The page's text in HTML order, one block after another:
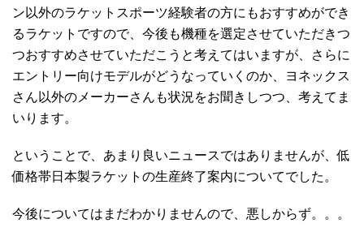
ン以外のラケットスポーツ経験者の方にもおすすめができ
るラケットですので、今後も機種を選定させていただきつ
つおすすめさせていただこうと考えてはいますが、さらに
エントリー向けモデルがどうなっていくのか、ヨネックス
さん以外のメーカーさんも状況をお聞きしつつ、考えてま
いります。
ということで、あまり良いニュースではありませんが、低
価格帯日本製ラケットの生産終了案内についてでした。
今後についてはまだわかりませんので、悪しからず。。。